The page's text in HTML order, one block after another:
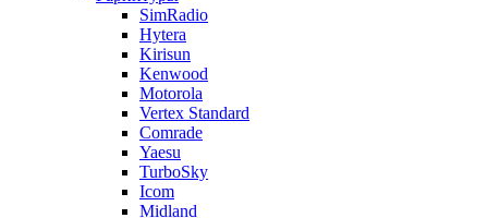
SimRadio
Hytera
Kirisun
Kenwood
Motorola
Vertex Standard
Comrade
Yaesu
TurboSky
Icom
Midland